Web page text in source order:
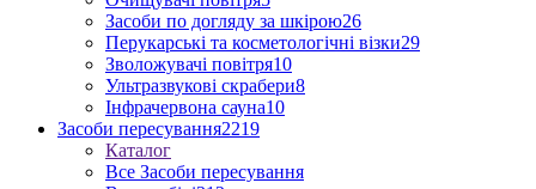
Засоби по догляду за шкірою26
Перукарські та косметологічні візки29
Зволожувачі повітря10
Ультразвукові скрабери8
Інфрачервона сауна10
Засоби пересування2219
Каталог
Все Засоби пересування